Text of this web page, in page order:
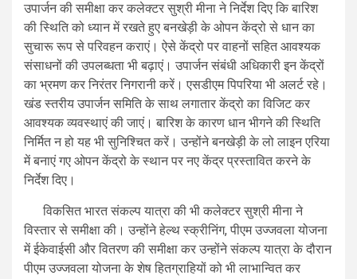
उपार्जन की समीक्षा कर कलेक्टर सुश्री मीना ने निर्देश दिए कि बारिश
की स्थिति को ध्यान में रखते हुए बनखेड़ी के ओपन केंद्रो से धान का
सुचारू रूप से परिवहन कराएं। ऐसे केंद्रो पर वाहनों सहित आवश्यक
संसाधनों की उपलब्धता भी बढ़ाएं। उपार्जन संबंधी अधिकारी इन केंद्रों
का भ्रमण कर निरंतर निगरानी करें। एसडीएम पिपरिया भी अलर्ट रहे।
खंड स्तरीय उपार्जन समिति के साथ लगातार केंद्रो का विजिट कर
आवश्यक व्यवस्थाएं की जाएं। बारिश के कारण धान भीगने की स्थिति
निर्मित न हो यह भी सुनिश्चित करें। उन्होंने बनखेड़ी के लो लाइन एरिया
में बनाएं गए ओपन केंद्रो के स्थान पर नए केंद्र प्रस्तावित करने के
निर्देश दिए।
विकसित भारत संकल्प यात्रा की भी कलेक्टर सुश्री मीना ने
विस्तार से समीक्षा की। उन्होंने हेल्थ स्क्रीनिंग, पीएम उज्जवला योजना
में ईकेवाईसी और वितरण की समीक्षा कर उन्होंने संकल्प यात्रा के दौरान
पीएम उज्जवला योजना के शेष हितग्राहियों को भी लाभान्वित कर